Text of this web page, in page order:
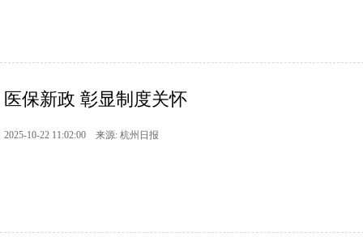
医保新政 彰显制度关怀
2025-10-22 11:02:00 来源: 杭州日报